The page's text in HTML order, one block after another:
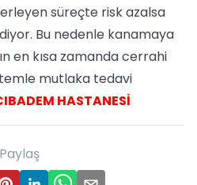
süreçte risk azalsa
Bu nedenle kanamaya
en kısa zamanda cerrahi
mutlaka tedavi
HASTANESİ
Paylaş